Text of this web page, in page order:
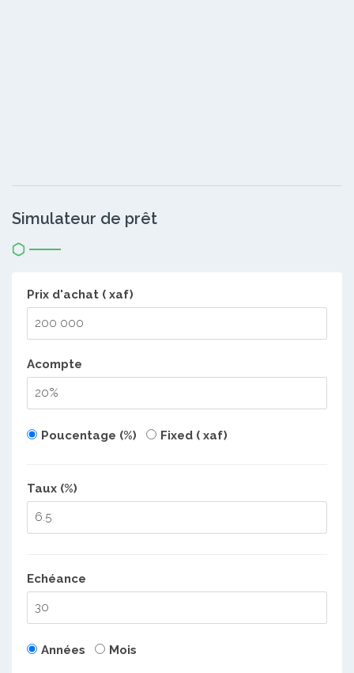
Simulateur de prêt
Prix d'achat ( xaf)
Acompte
Poucentage (%) Fixed ( xaf)
Taux (%)
Echéance
Années Mois